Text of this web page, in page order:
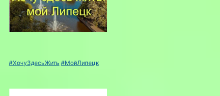
#ХочуЗдесьЖить #МойЛипецк